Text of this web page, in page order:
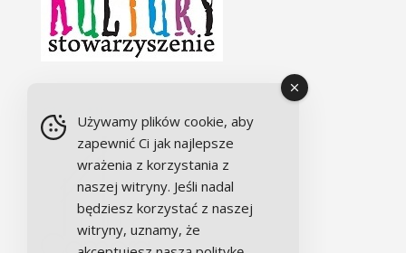
Chór Alla camera
Używamy plików cookie, aby
zapewnić Ci jak najlepsze
wrażenia z korzystania z
naszej witryny. Jeśli nadal
będziesz korzystać z naszej
witryny, uznamy, że